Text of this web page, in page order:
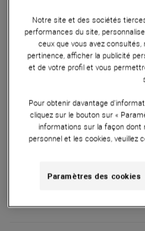
Composition du
Notre site et des sociétés
performances du site,
ceux que vous avez
pertinence, afficher la publicité
et de votre profil et vous
Pour obtenir davantage
cliquez sur le bouton sur «
informations sur la façon dont
personnel et les cookies, veuillez
Paramètres des cookies